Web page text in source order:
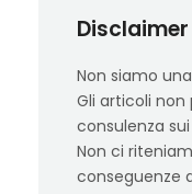
Disclaimer
Non siamo
Gli articoli non
consulenza
Non ci
conseguenze